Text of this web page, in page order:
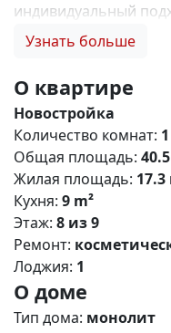
индивидуальный
объектов и
комиссии и
Покупку
акции, бонусы,
каждом
приоритет! 4.
этапах сделки до
подарков🎁 🎁 🎁!
ПОДАРОК! ЖК
безусловный
районе
сочетает в себе
,прекрасно развитую
Узнать больше
О квартире
Новостройка
Количество комнат: 1
Общая площадь:
Жилая площадь: 17.3
Кухня: 9 m²
Этаж: 8 из 9
Ремонт:
Лоджия: 1
О доме
Тип дома: монолит